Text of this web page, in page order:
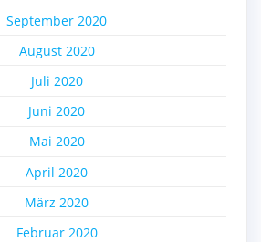
September 2020
August 2020
Juli 2020
Juni 2020
Mai 2020
April 2020
März 2020
Februar 2020